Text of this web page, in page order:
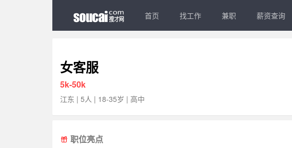
首页 找工作 兼职 薪资查询
女客服
5k-50k
江东 | 5人 | 18-35岁 | 高中
职位亮点